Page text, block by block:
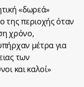
«δωρεά»
περιοχής όταν
χρόνο,
μέτρα για
των
και καλοί»